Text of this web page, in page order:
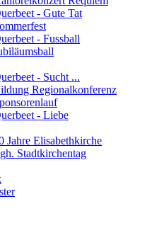
- Gute Tat
- Fussball
- Sucht ...
Regionalkonferenz
- Liebe
Jahre Elisabethkirche
Stadtkirchentag